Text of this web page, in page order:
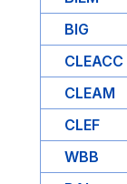
BIG
CLEACC
CLEAM
CLEF
WBB